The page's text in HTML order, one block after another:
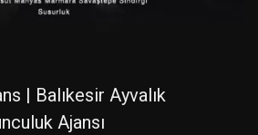
| Balıkesir Ayvalık
Ajansı